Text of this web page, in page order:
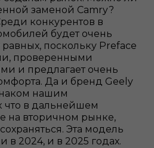
заменой Camry?
конкурентов в
будет очень
поскольку Preface
проверенными
и предлагает очень
Да и бренд Geely
нашим
что в дальнейшем
на вторичном рынке,
Эта модель
в 2024, и в 2025 годах.